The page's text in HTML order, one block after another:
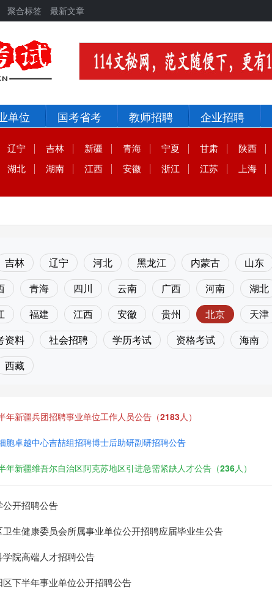
聚合标签 最新文章
单位 国考省考 教师招聘 企业招聘
辽宁 吉林 新疆 青海 宁夏 甘肃 陕西
湖北 湖南 江西 安徽 浙江 江苏 上海
吉林 辽宁 河北 黑龙江 内蒙古 山东
青海 四川 云南 广西 河南 湖北
福建 江西 安徽 贵州 北京 天津
资料 社会招聘 学历考试 资格考试 海南
西藏
新疆兵团招聘事业单位工作人员公告（2183人）
胞卓越中心吉喆组招聘博士后助研副研招聘公告
新疆维吾尔自治区阿克苏地区引进急需紧缺人才公告（236人）
公开招聘公告
生健康委员会所属事业单位公开招聘应届毕业生公告
院高端人才招聘公告
下半年事业单位公开招聘公告